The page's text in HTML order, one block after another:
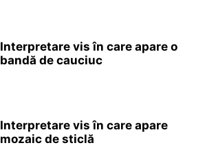
Interpretare vis în care apare o
bandă de cauciuc
Interpretare vis în care apare
mozaic de sticlă